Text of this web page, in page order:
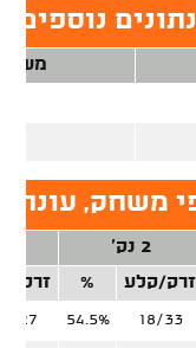
נוספים,
משחק, עונה
2 נק'
זרק/קלע % זרק/
18/33
54.5%
27